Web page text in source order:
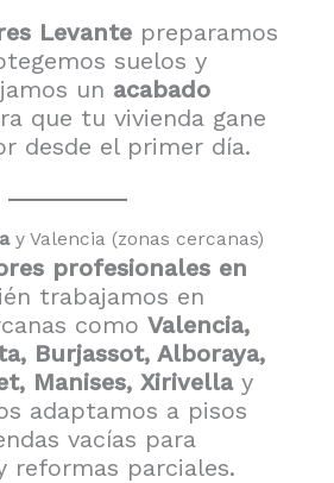
Levante preparamos
suelos y
un acabado
que tu vivienda gane
desde el primer día.
y Valencia (zonas cercanas)
profesionales en
trabajamos en
como Valencia,
Burjassot, Alboraya,
Manises, Xirivellay
adaptamos a pisos
vacías para
reformas parciales.